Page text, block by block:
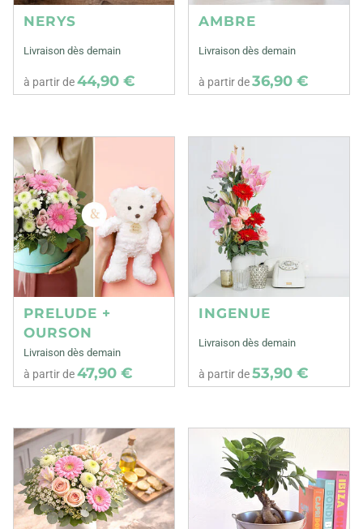
NERYS
Livraison dès demain
à partir de44,90 €
AMBRE
Livraison dès demain
à partir de36,90 €
PRELUDE +
OURSON
Livraison dès demain
à partir de47,90 €
INGENUE
Livraison dès demain
à partir de53,90 €